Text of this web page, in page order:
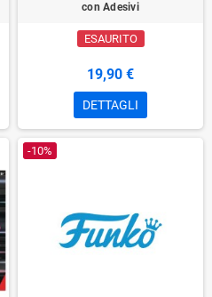
con Adesivi
ESAURITO
19,90 €
DETTAGLI
-10%